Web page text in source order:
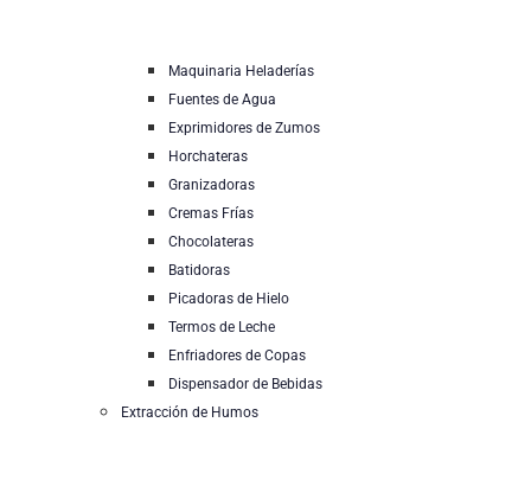
Maquinaria Heladerías
Fuentes de Agua
Exprimidores de Zumos
Horchateras
Granizadoras
Cremas Frías
Chocolateras
Batidoras
Picadoras de Hielo
Termos de Leche
Enfriadores de Copas
Dispensador de Bebidas
Extracción de Humos